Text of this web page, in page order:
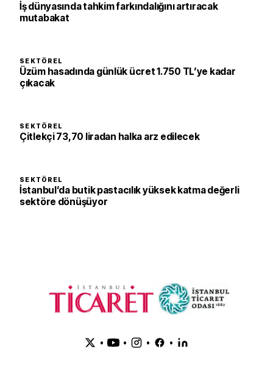
İş dünyasında tahkim farkındalığını artıracak
mutabakat
SEKTÖREL
Üzüm hasadında günlük ücret 1.750 TL’ye kadar
çıkacak
SEKTÖREL
Çitlekçi 73,70 liradan halka arz edilecek
SEKTÖREL
İstanbul’da butik pastacılık yüksek katma değerli
sektöre dönüşüyor
• • • •